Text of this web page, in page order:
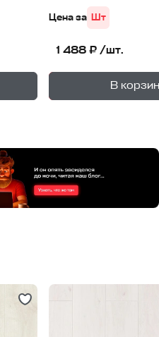
Цена за Шт
1 488 ₽ /шт.
В 1